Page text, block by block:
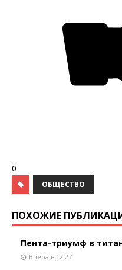
0
ОБЩЕСТВО
ПОХОЖИЕ
Пента-триумф в
Вчера в 12:27